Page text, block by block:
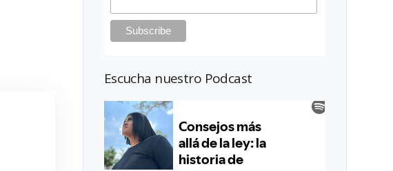
Escucha nuestro Podcast